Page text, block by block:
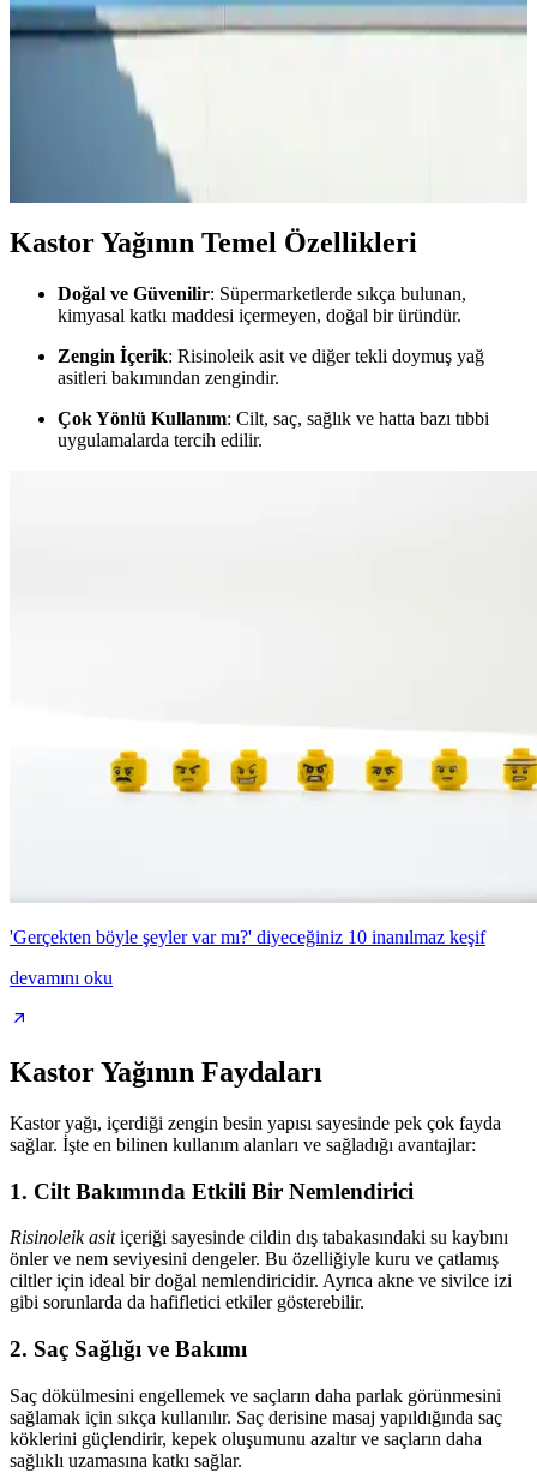
Köpek Sakinleştiriciler: Stres ve Anksiyeteyi
Azaltmak İçin Etkili Yollar ve Ürünler
Köpek sakinleştiriciler, stres ve kaygıyı azaltmak için doğal veya
kimyasal içeriklerle tasarlanmış ürünlerdir. Kullanım alanları geniş
olup, veteriner ve eğitimde tercih edilir. Doğru ürün seçimi ve
veteriner danışmanlığı önemlidir.
Kastor Yağının Temel Özellikleri
Doğal ve Güvenilir: Süpermarketlerde sıkça bulunan,
kimyasal katkı maddesi içermeyen, doğal bir üründür.
Zengin İçerik: Risinoleik asit ve diğer tekli doymuş yağ
asitleri bakımından zengindir.
Çok Yönlü Kullanım: Cilt, saç, sağlık ve hatta bazı tıbbi
uygulamalarda tercih edilir.
'Gerçekten böyle şeyler var mı?' diyeceğiniz 10 inanılmaz keşif
devamını oku
Kastor Yağının Faydaları
Kastor yağı, içerdiği zengin besin yapısı sayesinde pek çok fayda
sağlar. İşte en bilinen kullanım alanları ve sağladığı avantajlar:
1. Cilt Bakımında Etkili Bir Nemlendirici
Risinoleik asitiçeriği sayesinde cildin dış tabakasındaki su kaybını
önler ve nem seviyesini dengeler. Bu özelliğiyle kuru ve çatlamış
ciltler için ideal bir doğal nemlendiricidir. Ayrıca akne ve sivilce izi
gibi sorunlarda da hafifletici etkiler gösterebilir.
2. Saç Sağlığı ve Bakımı
Saç dökülmesini engellemek ve saçların daha parlak görünmesini
sağlamak için sıkça kullanılır. Saç derisine masaj yapıldığında saç
köklerini güçlendirir, kepek oluşumunu azaltır ve saçların daha
sağlıklı uzamasına katkı sağlar.